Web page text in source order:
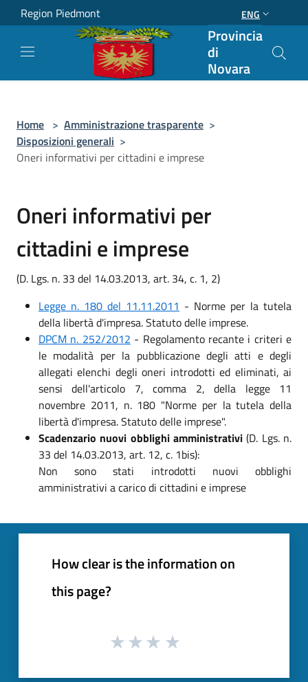
Salta al contenuto principale
Region Piedmont ENG
Provincia
di
Novara
Home > Amministrazione trasparente >
Disposizioni generali >
Oneri informativi per cittadini e imprese
Oneri informativi per
cittadini e imprese
(D. Lgs. n. 33 del 14.03.2013, art. 34, c. 1, 2)
Legge n. 180 del 11.11.2011 - Norme per la tutela
della libertà d'impresa. Statuto delle imprese.
DPCM n. 252/2012 - Regolamento recante i criteri e
le modalità per la pubblicazione degli atti e degli
allegati elenchi degli oneri introdotti ed eliminati, ai
sensi dell'articolo 7, comma 2, della legge 11
novembre 2011, n. 180 "Norme per la tutela della
libertà d'impresa. Statuto delle imprese".
Scadenzario nuovi obblighi amministrativi(D. Lgs. n.
33 del 14.03.2013, art. 12, c. 1bis):
Non sono stati introdotti nuovi obblighi
amministrativi a carico di cittadini e imprese
How clear is the information on
this page?